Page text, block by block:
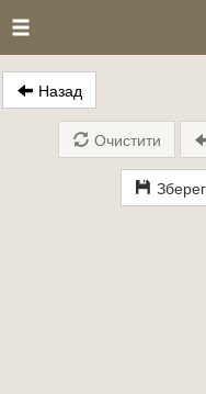
Назад
Очистити